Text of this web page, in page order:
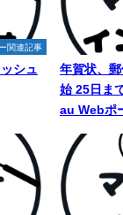
関連記事
シュ
年賀状、
始 25日ま
au Webポ